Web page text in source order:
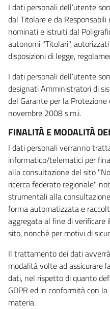
I dati personali dell’utente
dal Titolare e da
nominati e istruiti dal
autonomi "Titolari",
disposizioni di legge,
I dati personali dell’utente
designati Amministratori di
del Garante per la
novembre 2008 s.m.i.
FINALITÀ E MODALITÀ
I dati personali verranno
informatico/telematici per
alla consultazione del sito
ricerca federato regionale"
strumentali alla
forma automatizzata e
aggregata al fine di
sito, nonché per motivi di
Il trattamento dei dati
modalità volte ad assicurare
dati, nel rispetto di quanto
GDPR ed in conformità con
materia.